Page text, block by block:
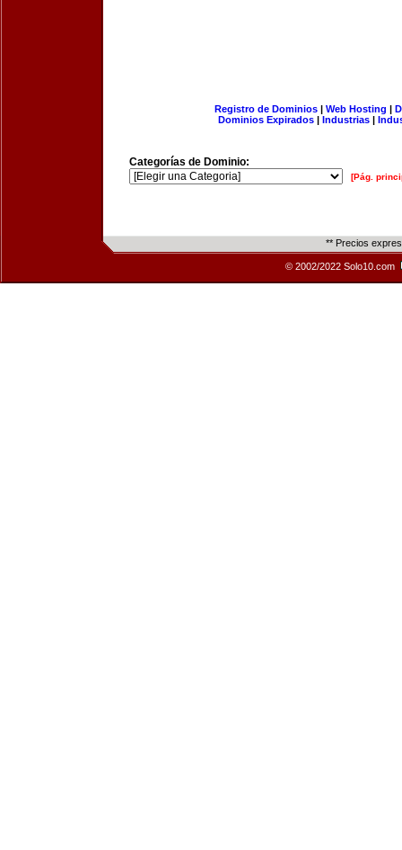
Registro de Dominios| Web Hosting |
Dominios Expirados | Industrias |
Categorías de Dominio:
[Pág.
** Precios
© 2002/2022 Solo10.com